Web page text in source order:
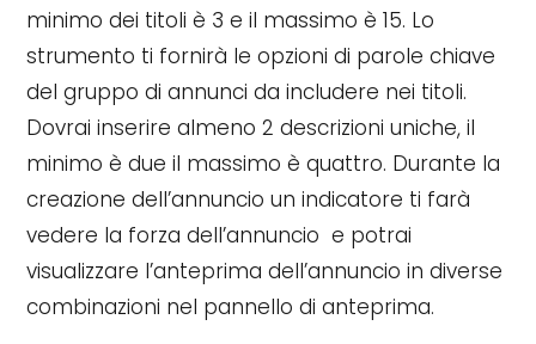
minimo dei titoli è 3 e il massimo è 15. Lo
strumento ti fornirà le opzioni di parole chiave
del gruppo di annunci da includere nei titoli.
Dovrai inserire almeno 2 descrizioni uniche, il
minimo è due il massimo è quattro. Durante la
creazione dell’annuncio un indicatore ti farà
vedere la forza dell’annuncio e potrai
visualizzare l’anteprima dell’annuncio in diverse
combinazioni nel pannello di anteprima.